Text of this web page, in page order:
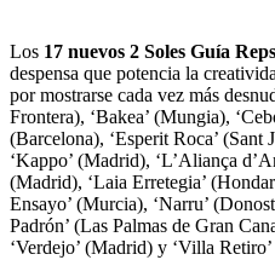
Los 17 nuevos 2 Soles Guía
despensa que potencia la
por mostrarse cada vez más
Frontera), ‘Bakea’ (Mungia),
(Barcelona), ‘Esperit Roca’ (Sant
‘Kappo’ (Madrid), ‘L’Aliança
(Madrid), ‘Laia Erretegia’
Ensayo’ (Murcia), ‘Narru’
Padrón’ (Las Palmas de Gran
‘Verdejo’ (Madrid) y ‘Villa